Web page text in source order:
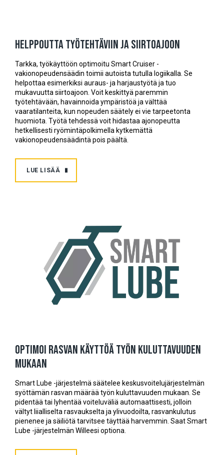
Helppoutta työtehtäviin ja siirtoajoon
Tarkka, työkäyttöön optimoitu Smart Cruiser -
vakionopeudensäädin toimii autoista tutulla logiikalla. Se
helpottaa esimerkiksi auraus- ja harjaustyötä ja tuo
mukavuutta siirtoajoon. Voit keskittyä paremmin
työtehtävään, havainnoida ympäristöä ja välttää
vaaratilanteita, kun nopeuden säätely ei vie tarpeetonta
huomiota. Työtä tehdessä voit hidastaa ajonopeutta
hetkellisesti ryömintäpolkimella kytkemättä
vakionopeudensäädintä pois päältä.
LUE LISÄÄ
Optimoi rasvan käyttöä työn kuluttavuuden
mukaan
Smart Lube -järjestelmä säätelee keskusvoitelujärjestelmän
syöttämän rasvan määrää työn kuluttavuuden mukaan. Se
pidentää tai lyhentää voiteluväliä automaattisesti, jolloin
vältyt liialliselta rasvaukselta ja ylivuodoilta, rasvankulutus
pienenee ja säiliötä tarvitsee täyttää harvemmin. Saat Smart
Lube -järjestelmän Willeesi optiona.